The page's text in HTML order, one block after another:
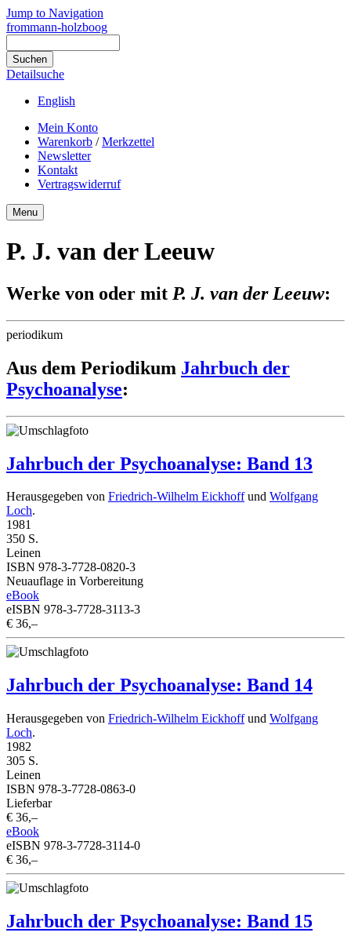
Jump to Navigation
frommann-holzboog
Detailsuche
English
Mein Konto
Warenkorb /Merkzettel
Newsletter
Kontakt
Vertragswiderruf
Menu
P. J. van der Leeuw
Werke von oder mit P. J. van der Leeuw:
periodikum
Aus dem Periodikum Jahrbuch der
Psychoanalyse:
Jahrbuch der Psychoanalyse: Band 13
Herausgegeben von Friedrich-Wilhelm Eickhoffund Wolfgang
Loch.
1981
350 S.
Leinen
ISBN 978-3-7728-0820-3
Neuauflage in Vorbereitung
eBook
eISBN 978-3-7728-3113-3
€ 36,–
Jahrbuch der Psychoanalyse: Band 14
Herausgegeben von Friedrich-Wilhelm Eickhoffund Wolfgang
Loch.
1982
305 S.
Leinen
ISBN 978-3-7728-0863-0
Lieferbar
€ 36,–
eBook
eISBN 978-3-7728-3114-0
€ 36,–
Jahrbuch der Psychoanalyse: Band 15